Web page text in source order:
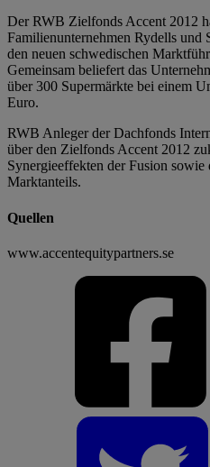
Der RWB Zielfonds Accent 2012
Familienunternehmen Rydells und
den neuen schwedischen
Gemeinsam beliefert das
über 300 Supermärkte bei einem
Euro.
RWB Anleger der Dachfonds
über den Zielfonds Accent 2012
Synergieeffekten der Fusion sowie
Marktanteils.
Quellen
www.accentequitypartners.se